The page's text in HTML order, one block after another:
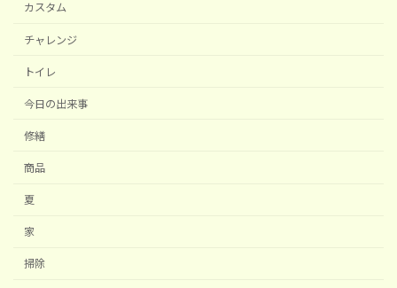
カスタム
チャレンジ
トイレ
今日の出来事
修繕
商品
夏
家
掃除